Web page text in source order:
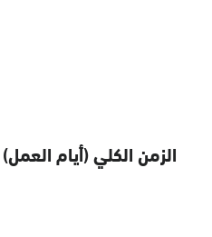
الزمن الكلي (أيام العمل)